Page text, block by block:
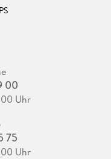
00
Uhr
75
Uhr